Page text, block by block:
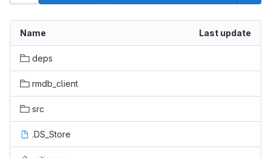
Name Last update
deps
rmdb_client
src
.DS_Store